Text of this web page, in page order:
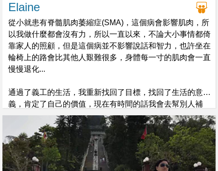
Elaine
從小就患有脊髓肌肉萎縮症(SMA)，這個病會影響肌肉，所
以我做什麼都會沒有力，所以一直以來，不論大小事情都倚
靠家人的照顧，但是這個病並不影響說話和智力，也許坐在
輪椅上的路會比其他人艱難很多，身體每一寸的肌肉會一直
慢慢退化...
通過了義工的生活，我重新找回了目標，找回了生活的意
義，肯定了自己的價值，現在有時間的話我會去幫別人補
習，或者做一下義工。